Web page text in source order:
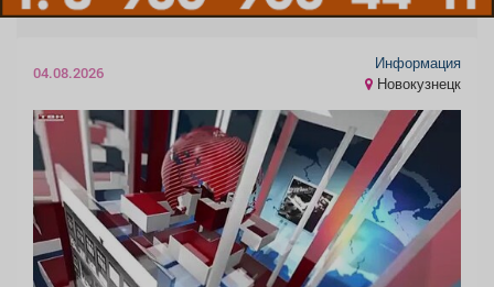
04.08.2026
Информация
Новокузнецк